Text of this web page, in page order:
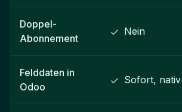
Doppel-
Abonnement
Nein
Felddaten in
Odoo
Sofort, nativ